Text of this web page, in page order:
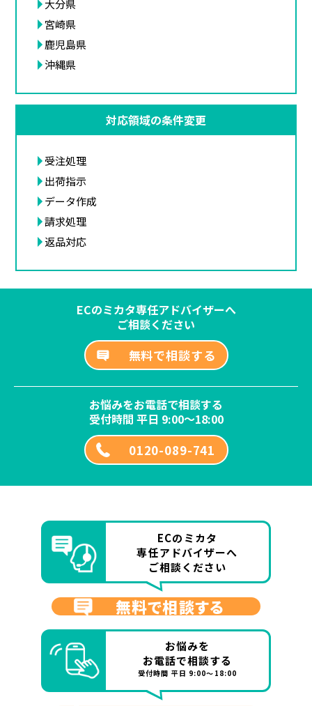
大分県
宮崎県
鹿児島県
沖縄県
対応領域の条件変更
受注処理
出荷指示
データ作成
請求処理
返品対応
ECのミカタ専任アドバイザーへ
ご相談ください
無料で相談する
お悩みをお電話で相談する
受付時間 平日 9:00～18:00
0120-089-741
ECのミカタ
専任アドバイザーへ
ご相談ください
無料で相談する
お悩みを
お電話で相談する
受付時間 平日 9:00～18:00